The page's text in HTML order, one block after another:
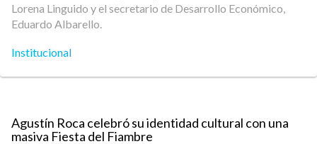
Lorena Linguido y el secretario de Desarrollo Económico,
Eduardo Albarello.
Institucional
Agustín Roca celebró su identidad cultural con una
masiva Fiesta del Fiambre